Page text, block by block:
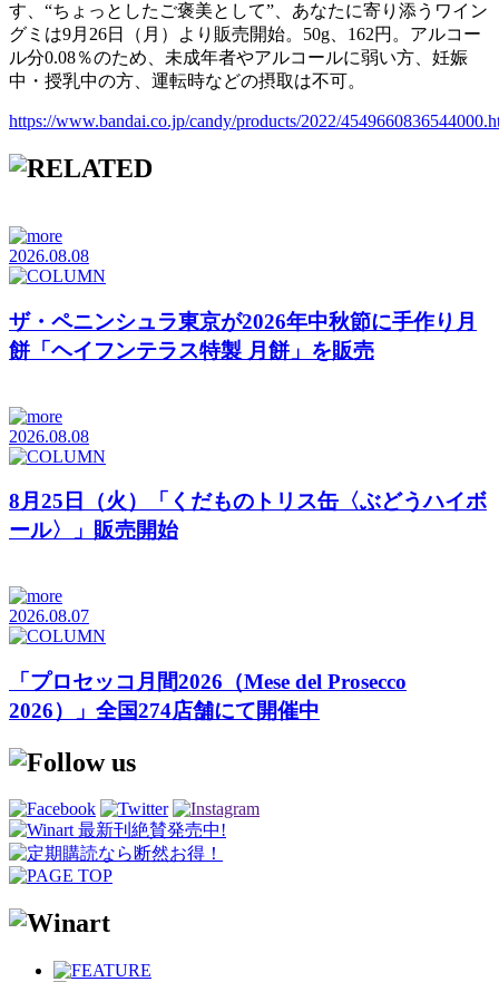
す、“ちょっとしたご褒美として”、あなたに寄り添うワイン
グミは9月26日（月）より販売開始。50g、162円。アルコー
ル分0.08％のため、未成年者やアルコールに弱い方、妊娠
中・授乳中の方、運転時などの摂取は不可。
https://www.bandai.co.jp/candy/products/2022/
2026.08.08
ザ・ペニンシュラ東京が2026年中秋節に手作り月
餅「ヘイフンテラス特製 月餅」を販売
2026.08.08
8月25日（火）「くだものトリス缶〈ぶどうハイボ
ール〉」販売開始
2026.08.07
「プロセッコ月間2026（Mese del Prosecco
2026）」全国274店舗にて開催中